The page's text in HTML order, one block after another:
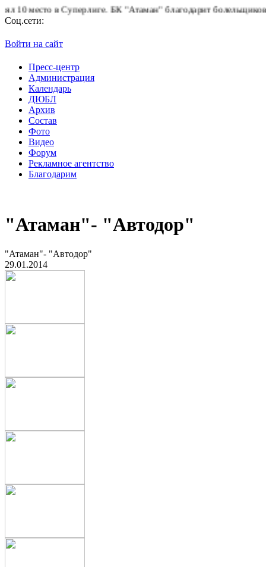
БК "Атаман" благодарит болельщиков за поддержку!
Соц.сети:
Войти на сайт
Пресс-центр
Администрация
Календарь
ДЮБЛ
Архив
Состав
Фото
Видео
Форум
Рекламное агентство
Благодарим
"Атаман"- "Автодор"
"Атаман"- "Автодор"
29.01.2014